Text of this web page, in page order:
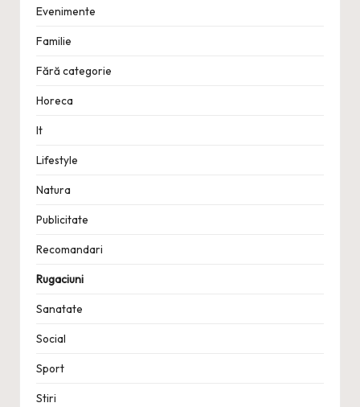
Evenimente
Familie
Fără categorie
Horeca
It
Lifestyle
Natura
Publicitate
Recomandari
Rugaciuni
Sanatate
Social
Sport
Stiri